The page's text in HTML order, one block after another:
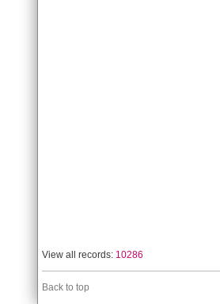
View all records: 10286
Back to top